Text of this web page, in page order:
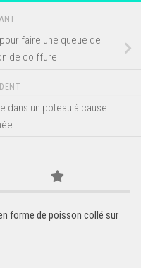
faire une queue de
de coiffure
dans un poteau à cause
!
forme de poisson collé sur